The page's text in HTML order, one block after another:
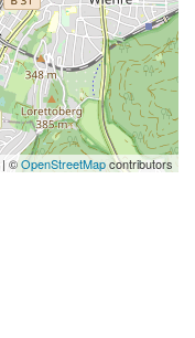
| ©OpenStreetMapcontributors